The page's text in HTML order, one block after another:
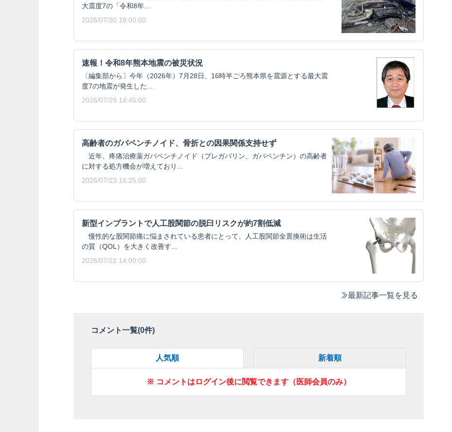
大震度7の「令和8年...
2026/07/30 18:00:00
速報！令和8年熊本地震の被災状況
〔編集部から〕今年（2026年）7月28日、16時半ごろ熊本県を震源とする最大震
度7の地震が発生した...
2026/07/29 14:45:00
高齢者のガバペンチノイド、骨折との因果関係支持せず
近年、疼痛治療薬ガバペンチノイド（プレガバリン、ガバペンチン）の高齢者
に対する処方機会が増えており...
2026/07/23 16:25:00
新型インプラントで人工股関節の脱臼リスクが約7割低減
慢性的な股関節痛に悩まされている患者にとって、人工股関節全置換術は生活
の質（QOL）を大きく改善す...
2026/07/22 14:00:00
最新記事一覧を見る
コメント一覧(0件)
人気順 新着順
※ コメントはログイン後に閲覧できます（医師会員のみ）